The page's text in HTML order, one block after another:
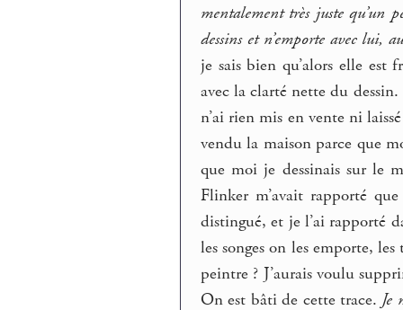
mentalement très juste qu’un
dessins et n’emporte avec lui,
je sais bien qu’alors elle est
avec la clarté nette du
n’ai rien mis en vente ni
vendu la maison parce que
que moi je dessinais sur le
Flinker m’avait rapporté
distingué, et je l’ai rapporté
les songes on les emporte,
peintre ? J’aurais voulu
On est bâti de cette trace. Je